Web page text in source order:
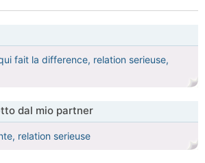
fait la difference, relation serieuse,
dal mio partner
relation serieuse